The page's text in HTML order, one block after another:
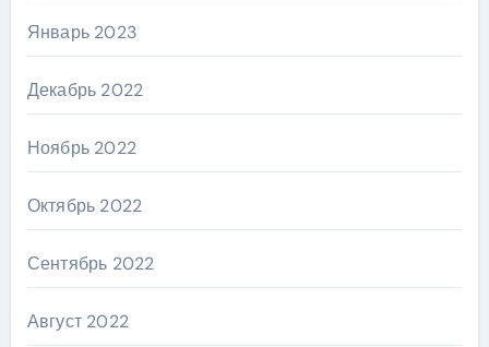
Январь 2023
Декабрь 2022
Ноябрь 2022
Октябрь 2022
Сентябрь 2022
Август 2022